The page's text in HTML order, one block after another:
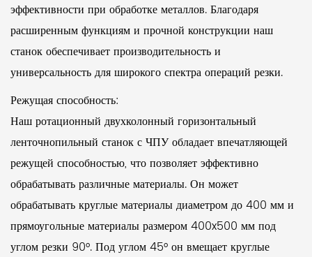
эффективности при обработке металлов. Благодаря
расширенным функциям и прочной конструкции наш
станок обеспечивает производительность и
универсальность для широкого спектра операций резки.
Режущая способность:
Наш ротационный двухколонный горизонтальный
ленточнопильный станок с ЧПУ обладает впечатляющей
режущей способностью, что позволяет эффективно
обрабатывать различные материалы. Он может
обрабатывать круглые материалы диаметром до 400 мм и
прямоугольные материалы размером 400x500 мм под
углом резки 90°. Под углом 45° он вмещает круглые